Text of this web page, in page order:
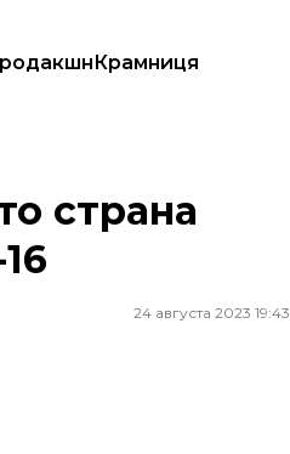
Крамниця
страна
24 августа 2023 19:43